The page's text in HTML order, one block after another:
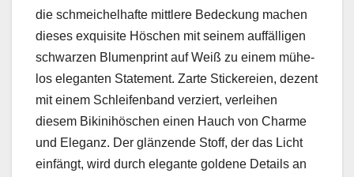
die schme­ichel­hafte mit­tlere Bedeck­ung machen
dieses exquis­ite Höschen mit seinem auf­fäl­li­gen
schwarzen Blu­men­print auf Weiß zu einem müh­e­
los ele­gan­ten State­ment. Zarte Stick­ereien, dezent
mit einem Schleifen­band verziert, ver­lei­hen
diesem Bikini­höschen einen Hauch von Charme
und Ele­ganz. Der glänzende Stoff, der das Licht
ein­fängt, wird durch ele­gante gold­ene Details an